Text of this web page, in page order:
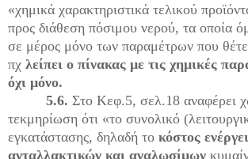
«χημικά χαρακτηριστικά τελικού
προς διάθεση πόσιμου νερού, τα οποία
σε μέρος μόνο των παραμέτρων που
πχ λείπει ο πίνακας με τις χημικές
όχι μόνο.
5.6. Στο Κεφ.5, σελ.18 αναφέρει
τεκμηρίωση ότι «το συνολικό
εγκατάστασης, δηλαδή το κόστος
ανταλλακτικών και αναλωσίμων